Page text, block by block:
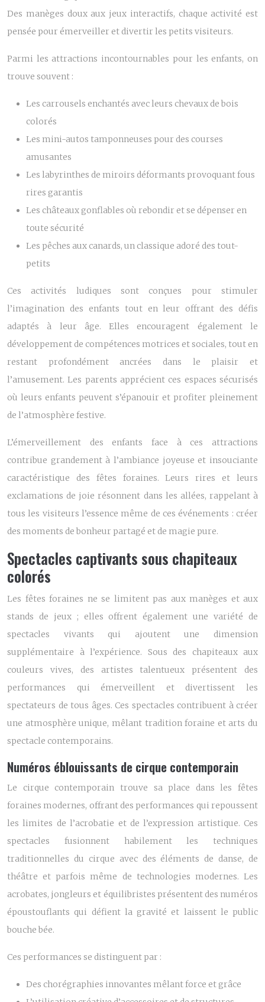
Des manèges doux aux jeux interactifs, chaque activité est
pensée pour émerveiller et divertir les petits visiteurs.
Parmi les attractions incontournables pour les enfants, on
trouve souvent :
Les carrousels enchantés avec leurs chevaux de bois
colorés
Les mini-autos tamponneuses pour des courses
amusantes
Les labyrinthes de miroirs déformants provoquant fous
rires garantis
Les châteaux gonflables où rebondir et se dépenser en
toute sécurité
Les pêches aux canards, un classique adoré des tout-
petits
Ces activités ludiques sont conçues pour stimuler
l’imagination des enfants tout en leur offrant des défis
adaptés à leur âge. Elles encouragent également le
développement de compétences motrices et sociales, tout en
restant profondément ancrées dans le plaisir et
l’amusement. Les parents apprécient ces espaces sécurisés
où leurs enfants peuvent s’épanouir et profiter pleinement
de l’atmosphère festive.
L’émerveillement des enfants face à ces attractions
contribue grandement à l’ambiance joyeuse et insouciante
caractéristique des fêtes foraines. Leurs rires et leurs
exclamations de joie résonnent dans les allées, rappelant à
tous les visiteurs l’essence même de ces événements : créer
des moments de bonheur partagé et de magie pure.
Spectacles captivants sous chapiteaux
colorés
Les fêtes foraines ne se limitent pas aux manèges et aux
stands de jeux ; elles offrent également une variété de
spectacles vivants qui ajoutent une dimension
supplémentaire à l’expérience. Sous des chapiteaux aux
couleurs vives, des artistes talentueux présentent des
performances qui émerveillent et divertissent les
spectateurs de tous âges. Ces spectacles contribuent à créer
une atmosphère unique, mêlant tradition foraine et arts du
spectacle contemporains.
Numéros éblouissants de cirque contemporain
Le cirque contemporain trouve sa place dans les fêtes
foraines modernes, offrant des performances qui repoussent
les limites de l’acrobatie et de l’expression artistique. Ces
spectacles fusionnent habilement les techniques
traditionnelles du cirque avec des éléments de danse, de
théâtre et parfois même de technologies modernes. Les
acrobates, jongleurs et équilibristes présentent des numéros
époustouflants qui défient la gravité et laissent le public
bouche bée.
Ces performances se distinguent par :
Des chorégraphies innovantes mêlant force et grâce